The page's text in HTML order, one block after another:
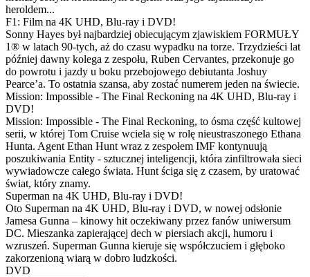
heroldem...
F1: Film na 4K UHD, Blu-ray i DVD!
Sonny Hayes był najbardziej obiecującym zjawiskiem FORMUŁY
1® w latach 90-tych, aż do czasu wypadku na torze. Trzydzieści lat
później dawny kolega z zespołu, Ruben Cervantes, przekonuje go
do powrotu i jazdy u boku przebojowego debiutanta Joshuy
Pearce’a. To ostatnia szansa, aby zostać numerem jeden na świecie.
Mission: Impossible - The Final Reckoning na 4K UHD, Blu-ray i
DVD!
Mission: Impossible - The Final Reckoning, to ósma część kultowej
serii, w której Tom Cruise wciela się w rolę nieustraszonego Ethana
Hunta. Agent Ethan Hunt wraz z zespołem IMF kontynuują
poszukiwania Entity - sztucznej inteligencji, która zinfiltrowała sieci
wywiadowcze całego świata. Hunt ściga się z czasem, by uratować
świat, który znamy.
Superman na 4K UHD, Blu-ray i DVD!
Oto Superman na 4K UHD, Blu-ray i DVD, w nowej odsłonie
Jamesa Gunna – kinowy hit oczekiwany przez fanów uniwersum
DC. Mieszanka zapierającej dech w piersiach akcji, humoru i
wzruszeń. Superman Gunna kieruje się współczuciem i głęboko
zakorzenioną wiarą w dobro ludzkości.
DVD